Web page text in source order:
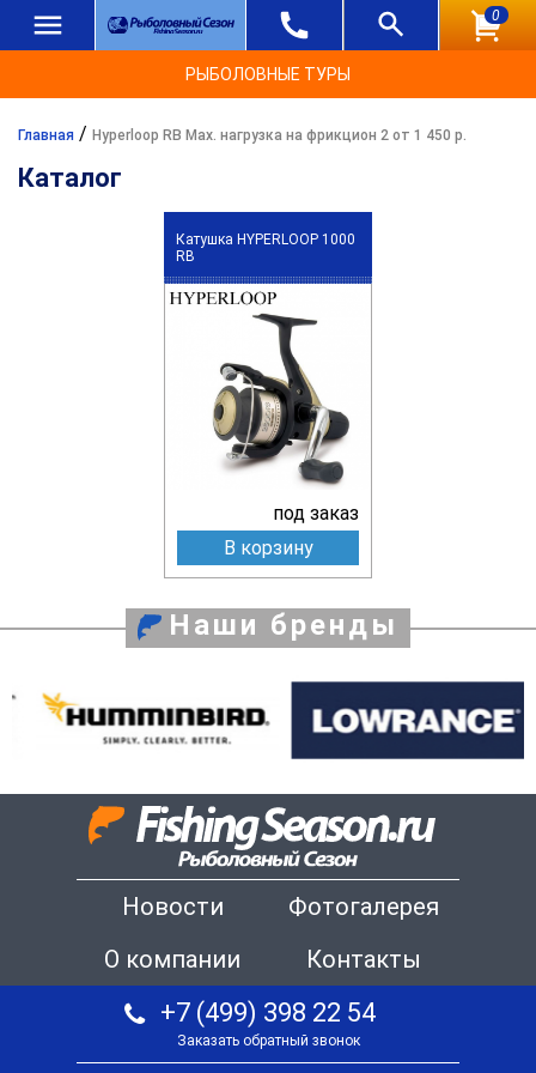
0
РЫБОЛОВНЫЕ ТУРЫ
Главная / Hyperloop RB Max. нагрузка на фрикцион 2 от 1 450 р.
Каталог
Катушка HYPERLOOP 1000
RB
под заказ
В корзину
Наши бренды
Новости
Фотогалерея
О компании
Контакты
+7 (499) 398 22 54
Заказать обратный звонок